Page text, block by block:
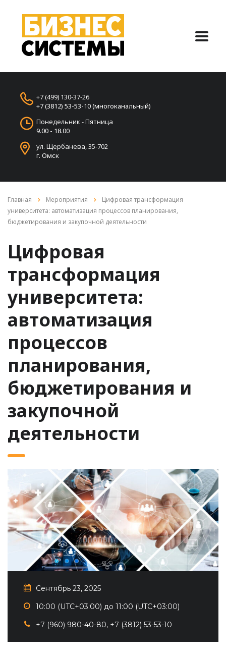
+7 (499) 130-37-26
+7 (3812) 53-53-10 (многоканальный)
Понедельник - Пятница
9.00 - 18.00
ул. Щербанева, 35-702
г. Омск
Главная Мероприятия
Цифровая трансформация
университета: автоматизация процессов планирования,
бюджетирования и закупочной деятельности
Цифровая
трансформация
университета:
автоматизация
процессов
планирования,
бюджетирования и
закупочной
деятельности
Сентябрь 23, 2025
10:00 (UTC+03:00) до 11:00 (UTC+03:00)
+7 (960) 980-40-80, +7 (3812) 53-53-10